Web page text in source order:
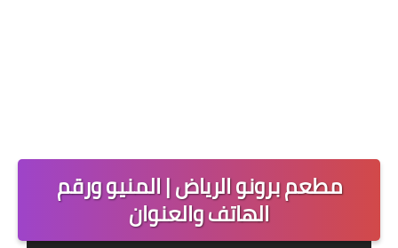
مطعم برونو الرياض | المنيو ورقم
الهاتف والعنوان